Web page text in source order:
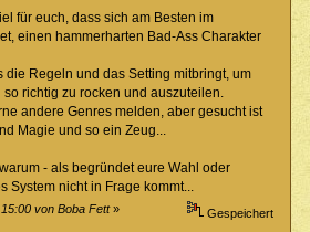
für euch, dass sich am Besten im
einen hammerharten Bad-Ass Charakter
Regeln und das Setting mitbringt, um
richtig zu rocken und auszuteilen.
andere Genres melden, aber gesucht ist
Magie und so ein Zeug...
- als begründet eure Wahl oder
System nicht in Frage kommt...
von Boba Fett» Gespeichert